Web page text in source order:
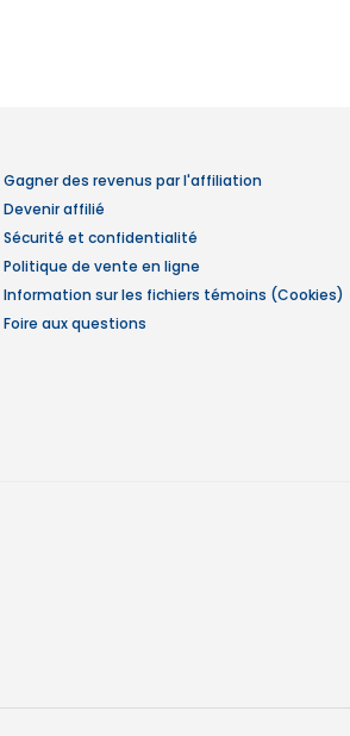
Gagner des revenus par l'affiliation
Devenir affilié
Sécurité et confidentialité
Politique de vente en ligne
Information sur les fichiers témoins (Cookies)
Foire aux questions